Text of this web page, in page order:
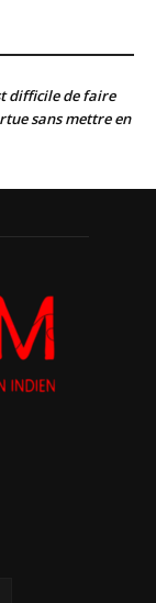
difficile de faire
sans mettre en